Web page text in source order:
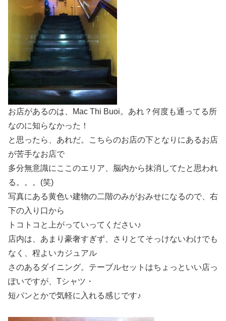
お店があるのは、Mac Thi Buoi。あれ？何度も通ってる所
なのに知らなかった！
と思ったら、あれだ。こちらのお店の下となりにあるお店
が苦手なお店で
多分無意識にここのエリア、脳内から抹消してたと思われ
る。。。(笑)
写真にある黄色い建物の二階のみがおみせになるので、右
下の入り口から
トコトコと上がっていってください♪
店内は、あまり豪奢すぎず、さりとてそっけないわけでも
なく、程よいカジュアル
さのあるダイニング。テーブルセットはちょっといい店っ
ぽいですが、Tシャツ・
短パンとかで気軽に入れる感じです♪